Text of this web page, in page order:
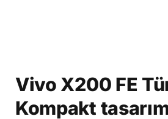
Vivo X200 FE
Kompakt